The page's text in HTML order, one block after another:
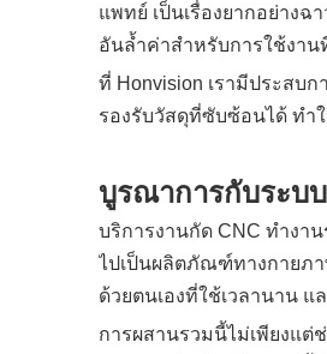
แพทย์ เป็นเรื่องยากอย่าง
อันล้ำค่าสำหรับการใช้งา
ที่ Honvision เรามีประสบ
รองรับวัสดุที่ซับซ้อนได้ ทำ
บูรณาการกับระบ
บริการงานกัด CNC ทำงาน
ไปเป็นผลิตภัณฑ์ทางกายภา
ด้วยตนเองที่ใช้เวลานาน
การผสานรวมนี้ไม่เพียงแต่